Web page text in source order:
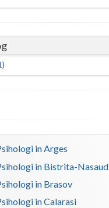
Teleorman
Vrancea
in Arges
in Bistrita-Nasaud
in Brasov
in Calarasi